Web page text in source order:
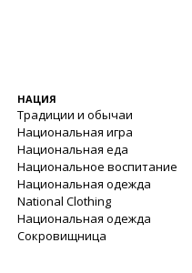
НАЦИЯ
Традиции и обычаи
Национальная игра
Национальная еда
Национальное воспитание
Национальная одежда
National Clothing
Национальная одежда
Сокровищница